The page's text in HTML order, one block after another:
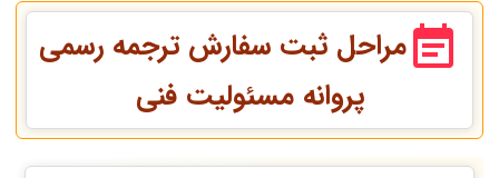
مراحل ثبت سفارش ترجمه رسمی
پروانه مسئولیت فنی